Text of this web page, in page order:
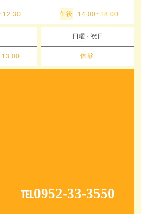
午後 14:00~18:00
日曜・祝日
休診
℡0952-33-3550